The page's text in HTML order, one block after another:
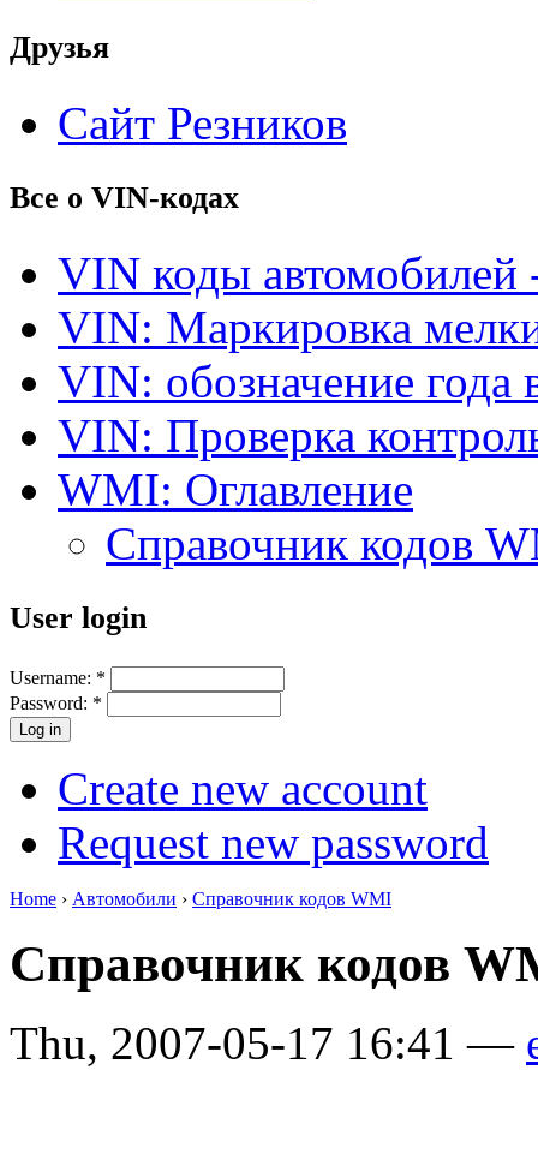
Друзья
Сайт Резников
Все о VIN-кодах
VIN коды автомобилей
VIN: Маркировка
VIN: обозначение года
VIN: Проверка
WMI: Оглавление
Справочник кодов
User login
Username: *
Password: *
Create new account
Request new password
Home › Автомобили › Справочник кодов WMI
Справочник кодов
Thu, 2007-05-17 16:41 —